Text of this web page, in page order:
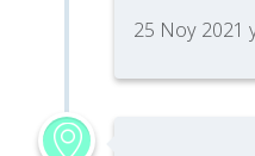
25 Noy 2021